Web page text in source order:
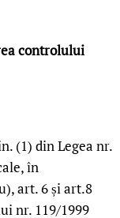
controlului
(1) din Legea nr.
în
art. 6 și art.8
nr. 119/1999